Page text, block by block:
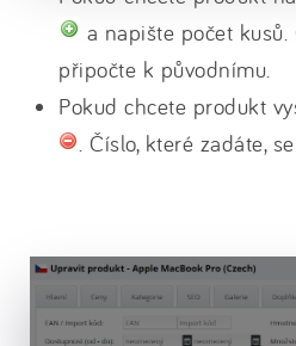
a napište počet kusů.
připočte k původnímu.
Pokud chcete produkt
. Číslo, které zadáte,